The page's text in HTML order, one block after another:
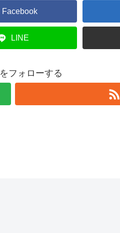
Facebook
LINE
フォローする